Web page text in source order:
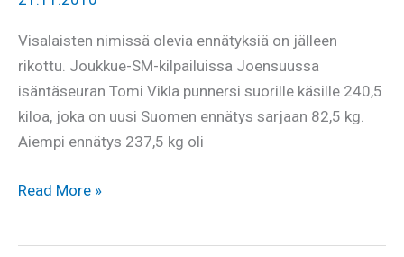
Visalaisten nimissä olevia ennätyksiä on jälleen
rikottu. Joukkue-SM-kilpailuissa Joensuussa
isäntäseuran Tomi Vikla punnersi suorille käsille 240,5
kiloa, joka on uusi Suomen ennätys sarjaan 82,5 kg.
Aiempi ennätys 237,5 kg oli
Kemppaisenkin
Read More »